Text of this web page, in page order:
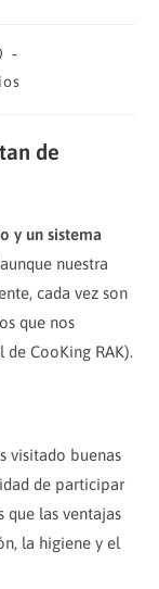
de
y un sistema
nuestra
cada vez son
que nos
CooKing RAK).
visitado buenas
de participar
que las ventajas
la higiene y el